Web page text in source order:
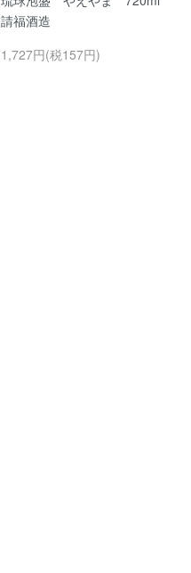
請福酒造
1,727円(税157円)